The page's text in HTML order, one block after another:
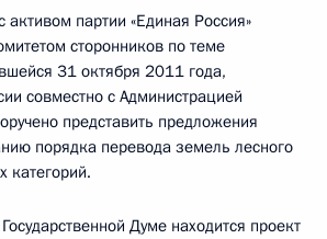
активом партии «Единая Россия»
сторонников по теме
31 октября 2011 года,
совместно с Администрацией
представить предложения
порядка перевода земель лесного
категорий.
Думе находится проект